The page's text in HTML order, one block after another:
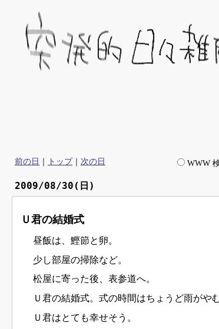
WWW
前の日 トップ 次の日
2009/08/30(日)
Ｕ君の結婚式
昼飯は、鰹節と卵。
少し部屋の掃除など。
松屋に寄った後、表参道へ。
Ｕ君の結婚式。式の時間はちょうど雨がやむ
Ｕ君はとても幸せそう。